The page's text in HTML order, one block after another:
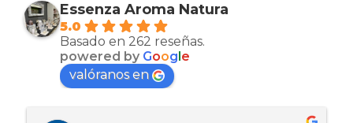
Essenza Aroma Natura
5.0
Basado en 262 reseñas.
powered by Goog e
valóranos en